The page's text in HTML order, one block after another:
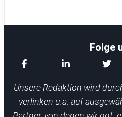
Folge
Unsere Redaktion wird
verlinken u.a. auf